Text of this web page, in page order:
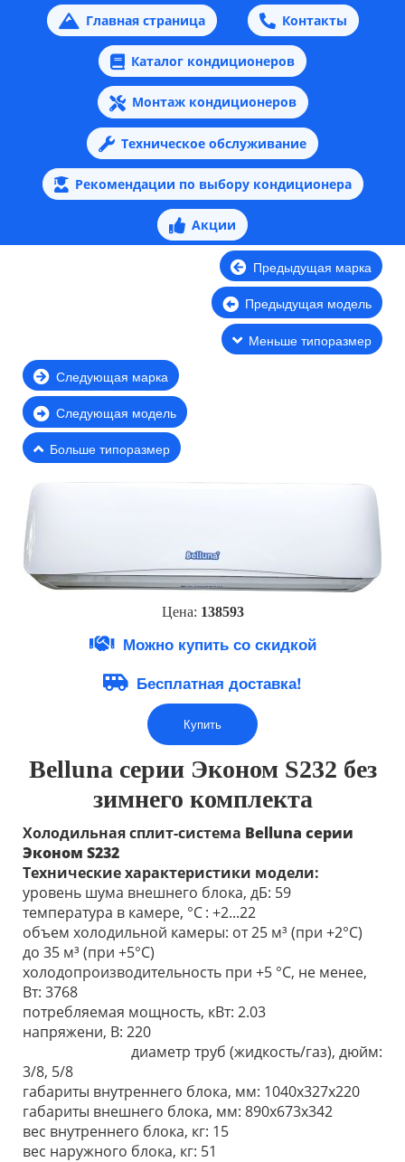
Главная страница Контакты
Каталог кондиционеров
Монтаж кондиционеров
Техническое обслуживание
Рекомендации по выбору кондиционера
Акции
Предыдущая марка
Предыдущая модель
Меньше типоразмер
Следующая марка
Следующая модель
Больше типоразмер
Цена: 138593
Можно купить со скидкой
Бесплатная доставка!
Купить
Belluna серии Эконом S232 без
зимнего комплекта
Холодильная сплит-система Belluna серии
Эконом S232
Технические характеристики модели:
уровень шума внешнего блока, дБ: 59
температура в камере, °С: +2...22
объем холодильной камеры: от 25 м³ (при +2°С)
до 35 м³ (при +5°С)
холодопроизводительность при +5 °С, не менее,
Вт: 3768
потребляемая мощность, кВт: 2.03
напряжени, В: 220
диаметр труб (жидкость/газ), дюйм:
3/8, 5/8
габариты внутреннего блока, мм: 1040x327x220
габариты внешнего блока, мм: 890х673х342
вес внутреннего блока, кг: 15
вес наружного блока, кг: 51